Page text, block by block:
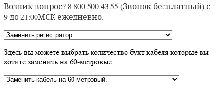
Возник вопрос? 8 800 500 43 55 (Звонок бесплатный) с
9 до 21:00МСК ежедневно.
Здесь вы можете выбрать количество бухт кабеля которые вы
хотите заменить на 60-метровые.